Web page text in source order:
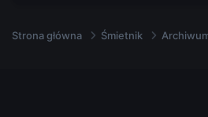
Strona główna Śmietnik